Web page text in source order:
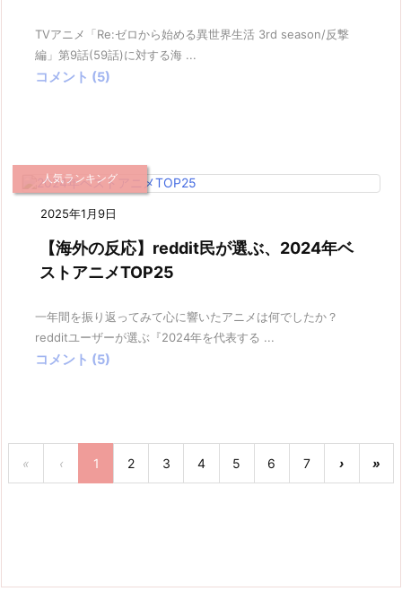
TVアニメ「Re:ゼロから始める異世界生活 3rd season/反撃
編」第9話(59話)に対する海 ...
コメント (5)
2025年1月9日
人気ランキング
【海外の反応】reddit民が選ぶ、2024年ベ
ストアニメTOP25
一年間を振り返ってみて心に響いたアニメは何でしたか？
redditユーザーが選ぶ『2024年を代表する ...
コメント (5)
« ‹ 1 2 3 4 5 6 7 › »